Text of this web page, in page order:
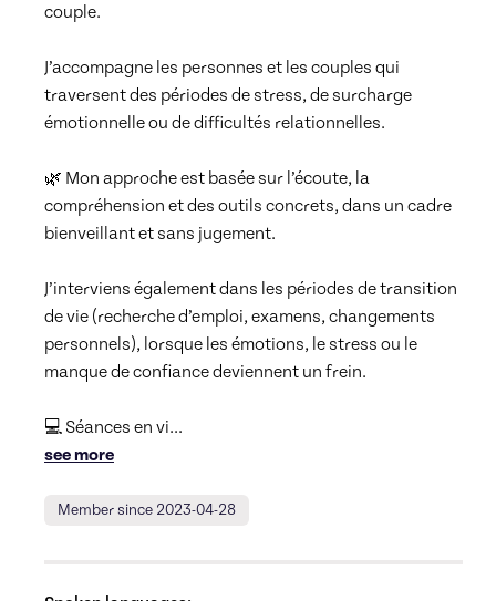
couple.
J’accompagne les personnes et les couples qui
traversent des périodes de stress, de surcharge
émotionnelle ou de difficultés relationnelles.
🌿 Mon approche est basée sur l’écoute, la
compréhension et des outils concrets, dans un cadre
bienveillant et sans jugement.
J’interviens également dans les périodes de transition
de vie (recherche d’emploi, examens, changements
personnels), lorsque les émotions, le stress ou le
manque de confiance deviennent un frein.
💻 Séances en vi...
see more
Member since 2023-04-28